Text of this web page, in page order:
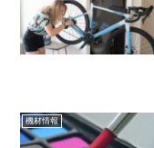
機材情報